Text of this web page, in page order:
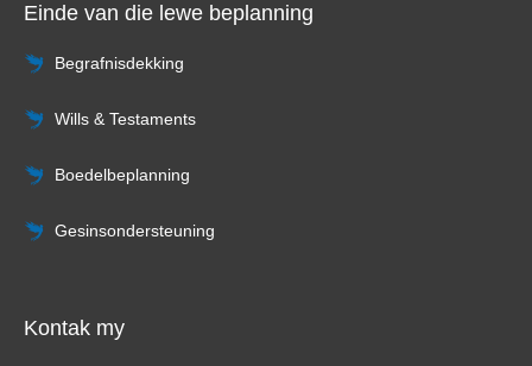
Einde van die lewe beplanning
Begrafnisdekking
Wills & Testaments
Boedelbeplanning
Gesinsondersteuning
Kontak my